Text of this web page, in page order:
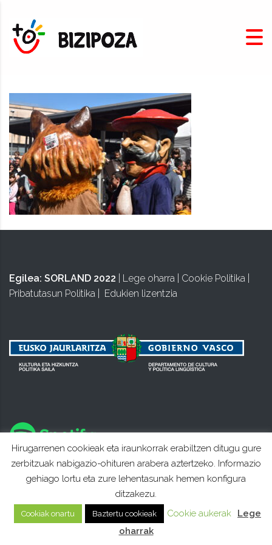
Egilea: SORLAND 2022 Lege oharra Cookie Politika
Pribatutasun Politika
Edukien lizentzia
Hirugarrenen cookieak eta iraunkorrak erabiltzen ditugu gure
zerbitzuak nabigazio-ohituren arabera aztertzeko. Informazio
gehiago lortu eta zure lehentasunak hemen konfigura
ditzakezu.
Cookiak onartu Baztertu cookieak Cookie aukerak
Lege
oharrak